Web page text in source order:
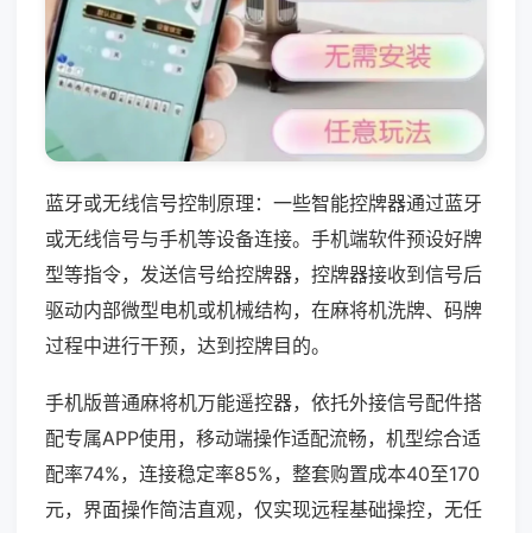
蓝牙或无线信号控制原理：一些智能控牌器通过蓝牙
或无线信号与手机等设备连接。手机端软件预设好牌
型等指令，发送信号给控牌器，控牌器接收到信号后
驱动内部微型电机或机械结构，在麻将机洗牌、码牌
过程中进行干预，达到控牌目的。
手机版普通麻将机万能遥控器，依托外接信号配件搭
配专属APP使用，移动端操作适配流畅，机型综合适
配率74%，连接稳定率85%，整套购置成本40至170
元，界面操作简洁直观，仅实现远程基础操控，无任